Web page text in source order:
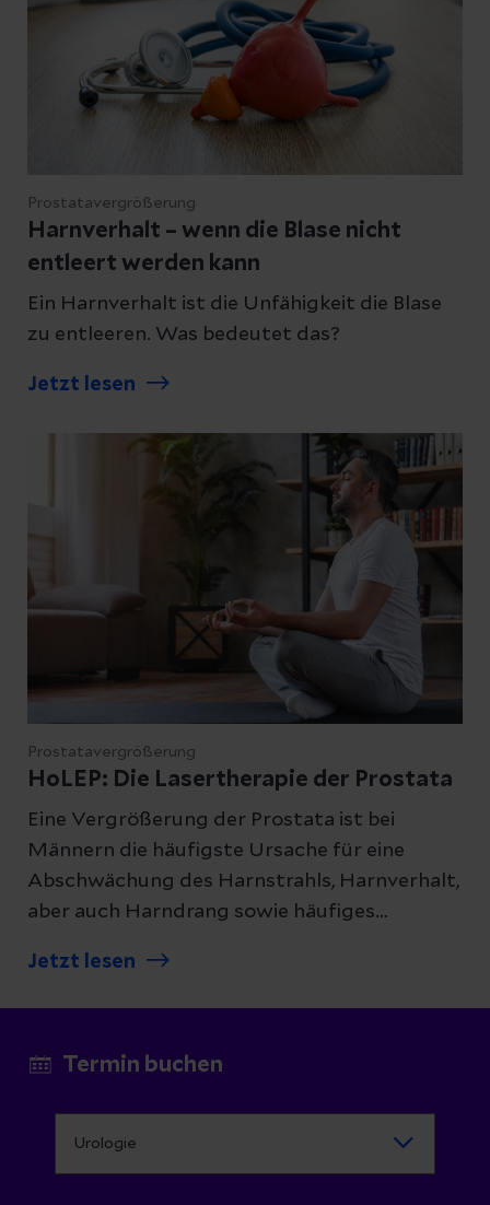
Prostatavergrößerung
Harnverhalt – wenn die Blase nicht
entleert werden kann
Ein Harnverhalt ist die Unfähigkeit die Blase
zu entleeren. Was bedeutet das?
Jetzt lesen
Prostatavergrößerung
HoLEP: Die Lasertherapie der Prostata
Eine Vergrößerung der Prostata ist bei
Männern die häufigste Ursache für eine
Abschwächung des Harnstrahls, Harnverhalt,
aber auch Harndrang sowie häufiges
Therapie kann hier helfen.
Jetzt lesen
Termin buchen